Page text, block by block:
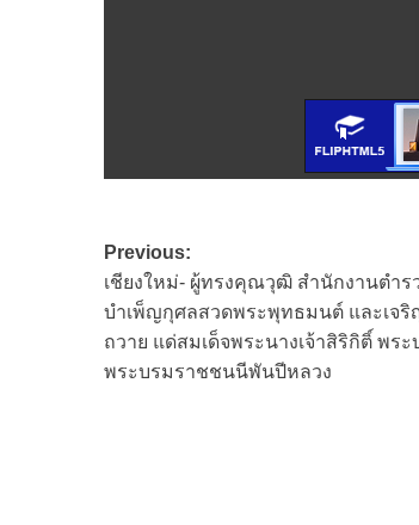
Post
navigation
Previous:
เชียงใหม่- ผู้ทรงคุณวุฒิ สำนักงานตำร
บำเพ็ญกุศลสวดพระพุทธมนต์ และเจ
ถวาย แด่สมเด็จพระนางเจ้าสิริกิติ์ พร
พระบรมราชชนนีพันปีหลวง